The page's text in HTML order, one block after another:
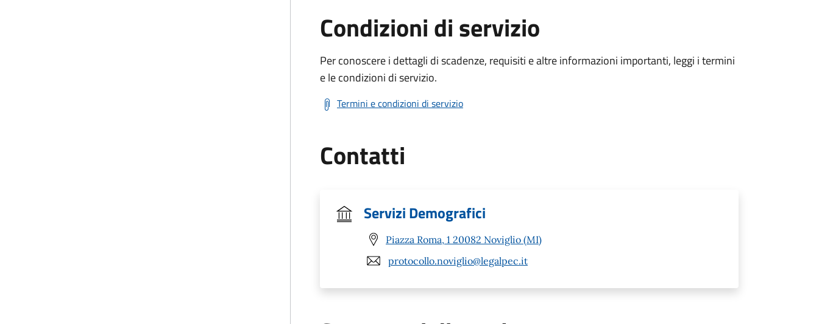
Condizioni di servizio
Per conoscere i dettagli di scadenze, requisiti e altre informazioni importanti, leggi i termini
e le condizioni di servizio.
Termini e condizioni di servizio
Contatti
Servizi Demografici
Piazza Roma, 1 20082 Noviglio (MI)
protocollo.noviglio@legalpec.it